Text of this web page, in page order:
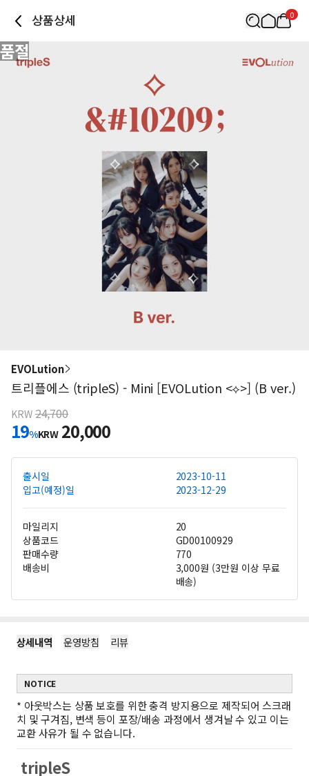
상품상세 0
품절
EVOLution
트리플에스 (tripleS) - Mini [EVOLution <⟡>] (B ver.)
KRW 24,700
19%KRW 20,000
출시일
2023-10-11
입고(예정)일
2023-12-29
마일리지
20
상품코드
GD00100929
판매수량
770
배송비
3,000원 (3만원 이상 무료
배송)
상세내역 운영방침 리뷰
NOTICE
* 아웃박스는 상품 보호를 위한 충격 방지용으로 제작되어 스크래
치 및 구겨짐, 변색 등이 포장/배송 과정에서 생겨날 수 있고 이는
교환 사유가 될 수 없습니다.
tripleS